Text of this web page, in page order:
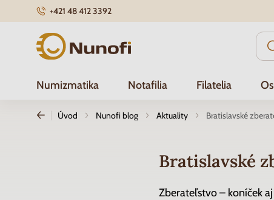
+421 48 412 3392
Nunofi.sk
Numizmatika Notafilia Filatelia
Úvod Nunofi blog Aktuality Bratislavské
Bratislavské
Zberateľstvo – koníček